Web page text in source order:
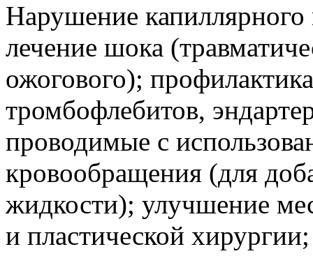
Нарушение капиллярного
лечение шока
ожогового);
тромбофлебитов,
проводимые с
кровообращения (для
жидкости); улучшение
и пластической